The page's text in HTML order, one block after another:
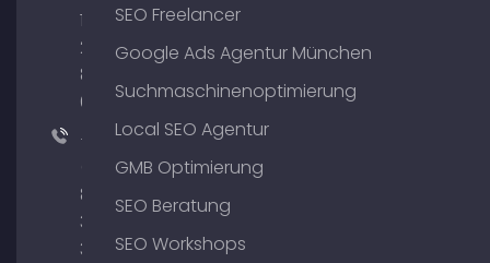
176
204
801
64
+49
89
380
375
SEO Freelancer
Google Ads Agentur München
Suchmaschinenoptimierung
Local SEO Agentur
GMB Optimierung
SEO Beratung
SEO Workshops